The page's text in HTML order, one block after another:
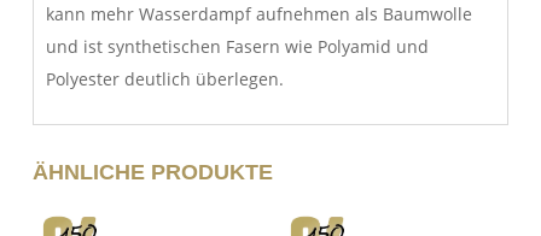
kann mehr Wasserdampf aufnehmen als Baumwolle
und ist synthetischen Fasern wie Polyamid und
Polyester deutlich überlegen.
ÄHNLICHE PRODUKTE